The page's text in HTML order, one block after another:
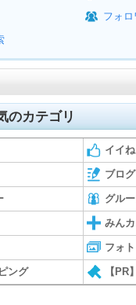
フォロ
のカテゴリ
イイね
ブログ
グル
みん
フォト
ング 【PR